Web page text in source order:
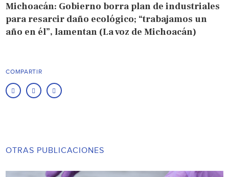
Michoacán: Gobierno borra plan de industriales
para resarcir daño ecológico; “trabajamos un
año en él”, lamentan (La voz de Michoacán)
COMPARTIR
OTRAS PUBLICACIONES